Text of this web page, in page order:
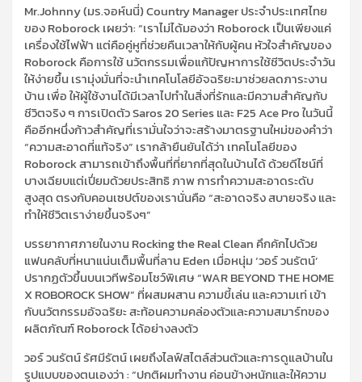
Mr.Johnny (มร.จอห์นนี่) Country Manager ประจำประเทศไทย
ของ Roborock เผยว่า: “เราไม่ได้มองว่า Roborock เป็นเพียงแค่
เครื่องใช้ไฟฟ้า แต่คือคู่หูที่ช่วยคืนเวลาให้กับผู้คน หัวใจสำคัญของ
Roborock คือการใช้ นวัตกรรมเพื่อแก้ปัญหาการใช้ชีวิตประจำวัน
ให้ง่ายขึ้น เรามุ่งมั่นที่จะนำเทคโนโลยีอัจฉริยะมาช่วยลดภาระงาน
บ้าน เพื่อ ให้ผู้ใช้งานได้มีเวลาไปทำในสิ่งที่รักและมีความสำคัญกับ
ชีวิตจริง ๆ การเปิดตัว Saros 20 Series และ F25 Ace Pro ในวันนี้
คืออีกหนึ่งก้าวสำคัญที่เรามั่นใจว่าจะสร้างมาตรฐานใหม่ของคำว่า
“ความสะอาดที่แท้จริง” เรากล้ายืนยันได้ว่า เทคโนโลยีของ
Roborock สามารถเข้าถึงพื้นที่ที่ยากที่สุดในบ้านได้ ด้วยดีไซน์ที่
บางเฉียบแต่เปี่ยมด้วยประสิทธิ ภาพ การทำความสะอาดระดับ
สูงสุด ตรงกับคอนเซปต์ของเรานั่นคือ “สะอาดจริง สบายจริง และ
ทำให้ชีวิตเราง่ายขึ้นจริงๆ”
บรรยากาศภายในงาน Rocking the Real Clean คึกคักไปด้วย
แฟนคลับที่หนาแน่นเต็มพื้นที่ลาน Eden เมื่อหนุ่ม ‘วอร์ วนรัตน์’
ปรากฏตัวขึ้นบนเวทีพร้อมโชว์พิเศษ “WAR BEYOND THE HOME
X ROBOROCK SHOW” ที่ผสมผสาน ความขี้เล่น และความเท่ เข้า
กับนวัตกรรมอัจฉริยะ สะท้อนความคล่องตัวและความสมาร์ทของ
ผลิตภัณฑ์ Roborock ได้อย่างลงตัว
วอร์ วนรัตน์ รัศมีรัตน์ เผยถึงไลฟ์สไตล์ส่วนตัวและการดูแลบ้านใน
รูปแบบของตนเองว่า : “ปกติผมทำงาน ค่อนข้างหนักและให้ความ